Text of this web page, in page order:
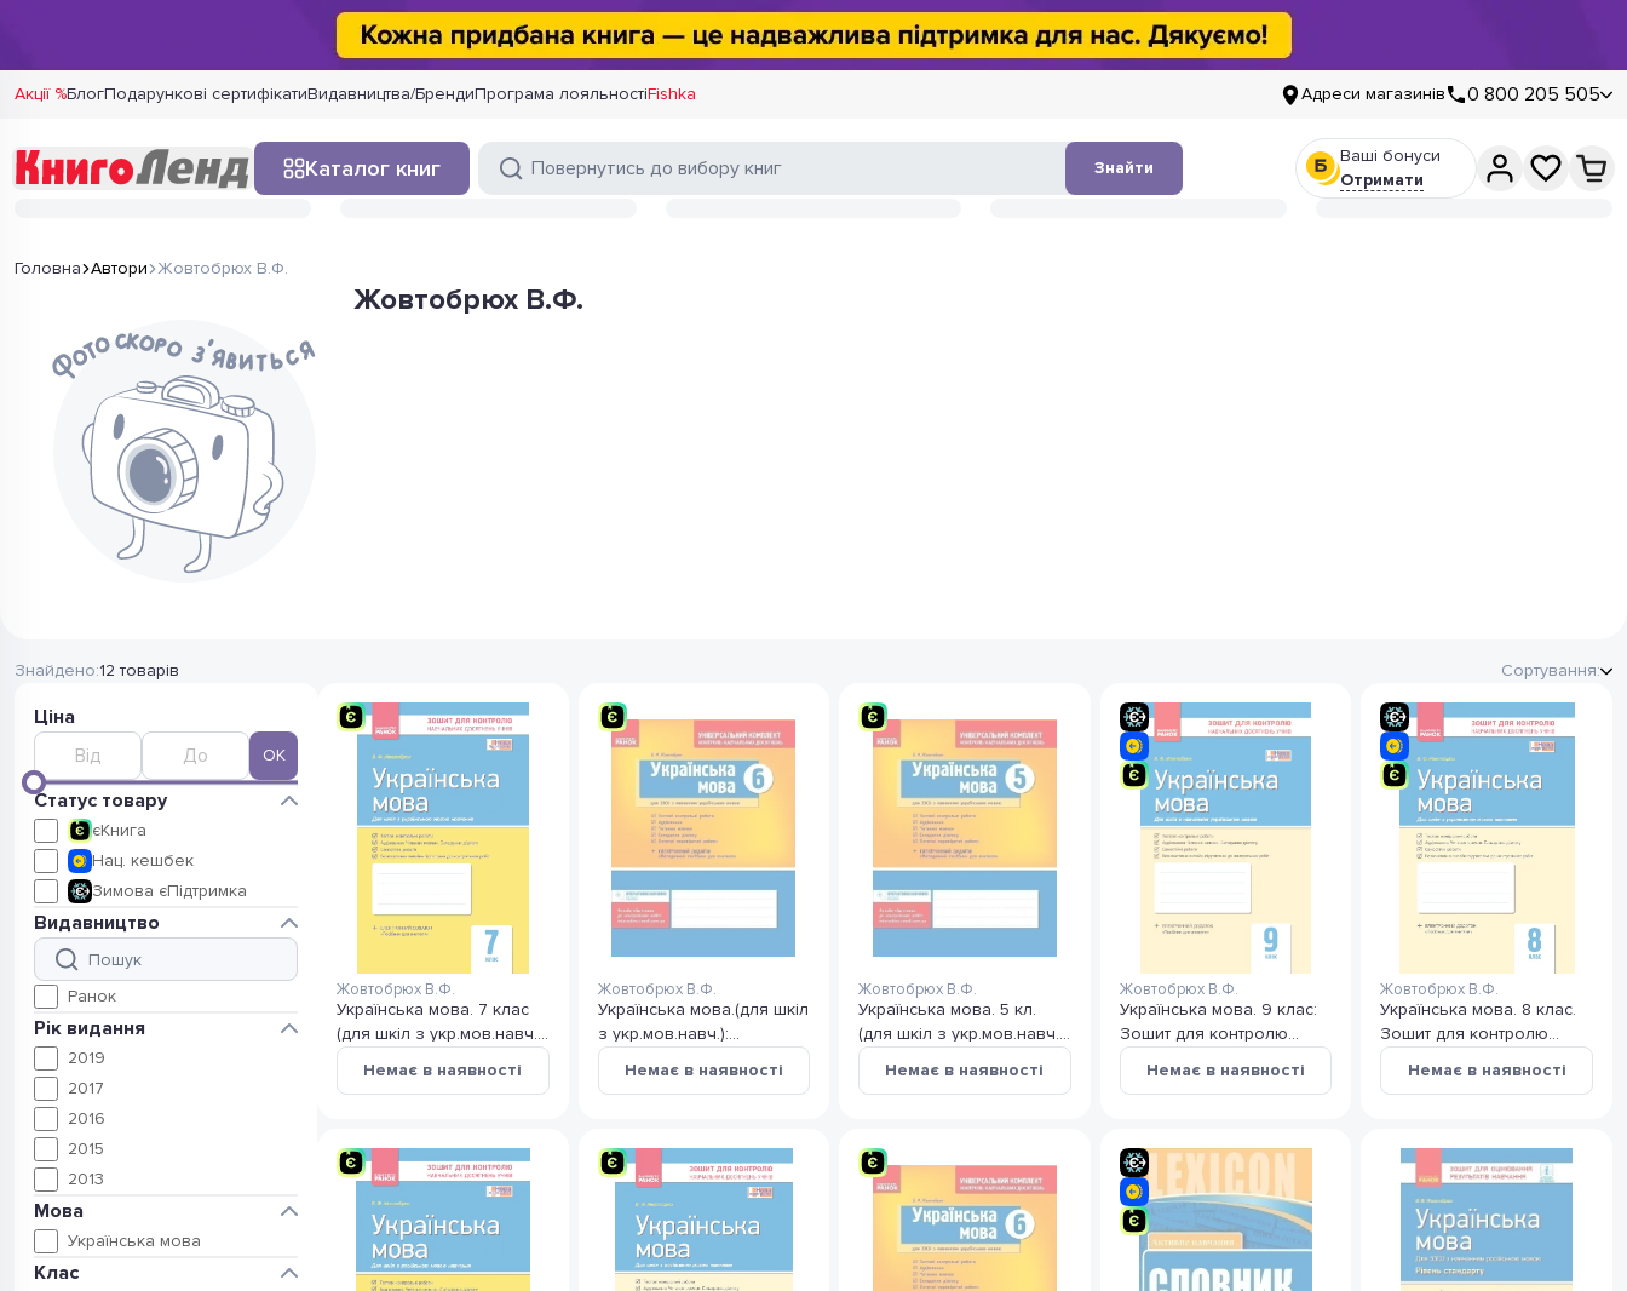
Акції %БлогПодарункові сертифікатиВидавництва/БрендиПрограма лояльностіFishka Адреси магазинів 0 800 205 505
Каталог книг Знайти
Ваші бонуси
Отримати
Головна Автори Жовтобрюх В.Ф.
Жовтобрюх В.Ф.
Знайдено:12 товарів Сортування:
Ціна
OK
Статус товару
єКнига
Нац. кешбек
Зимова єПідтримка
Видавництво
Ранок
Рік видання
2019
2017
2016
2015
2013
Мова
Українська мова
Клас
Жовтобрюх В.Ф.
Українська мова. 7 клас
(для шкіл з укр.мов.навч.):
зошит для контролю
навчальних досягнень
Немає в наявності
Жовтобрюх В.Ф.
Українська мова.(для шкіл
з укр.мов.навч.):
універсальний комплект:
контроль навч.
Немає в наявності
Жовтобрюх В.Ф.
Українська мова. 5 кл.
(для шкіл з укр.мов.навч.):
універсальний комплект:
контроль навч.
Немає в наявності
Жовтобрюх В.Ф.
Українська мова. 9 клас:
Зошит для контролю
навчальних досягнень
учнів для шкіл з
Немає в наявності
Жовтобрюх В.Ф.
Українська мова. 8 клас.
Зошит для контролю
навчальних досягнень
учнів
Немає в наявності